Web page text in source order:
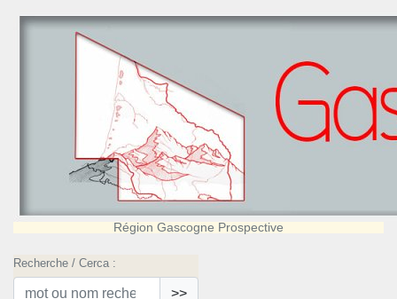
Région Gascogne Prospective
Recherche / Cerca :
>>